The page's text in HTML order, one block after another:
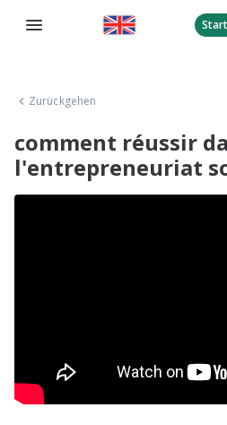
Zurückgehen
comment réussir
l'entrepreneuriat